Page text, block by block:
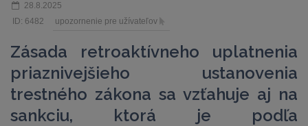
28.8.2025
ID: 6482
upozornenie pre užívateľov
Zásada retroaktívneho uplatnenia
priaznivejšieho ustanovenia
trestného zákona sa vzťahuje aj na
sankciu, ktorá je podľa